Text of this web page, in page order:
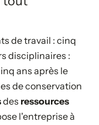
de travail : cinq
disciplinaires :
ans après le
de conservation
des ressources
l'entreprise à